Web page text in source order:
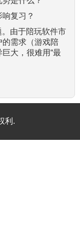
复习？
由于陪玩软件市
需求（游戏陪
大，很难用“最
利.